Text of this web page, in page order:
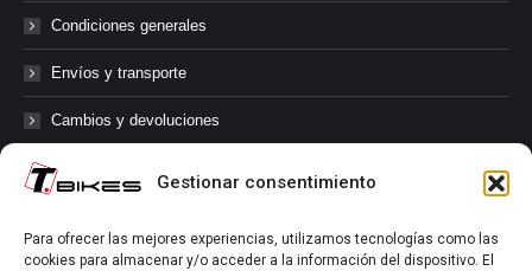
Gestionar consentimiento
Para ofrecer las mejores experiencias, utilizamos tecnologías como las
cookies para almacenar y/o acceder a la información del dispositivo. El
Condiciones generales
Envíos y transporte
Cambios y devoluciones
@tbikes.cat #tbikes